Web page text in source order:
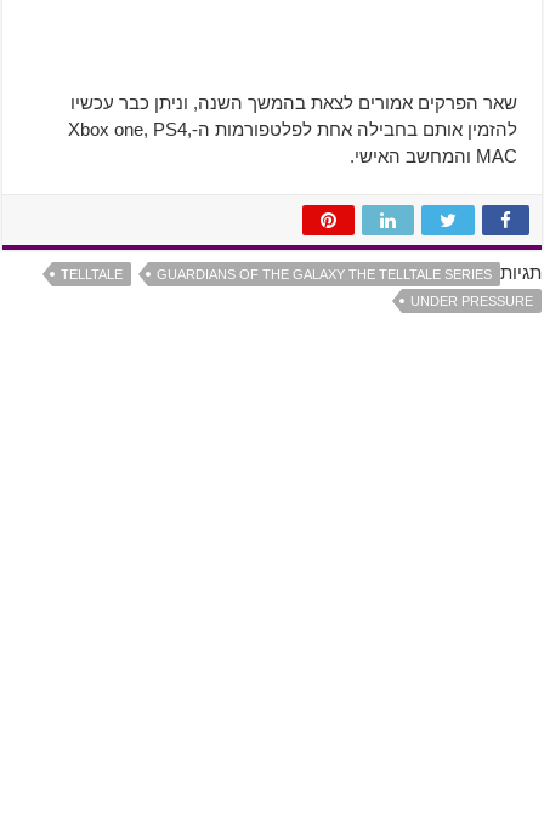
שאר הפרקים אמורים לצאת בהמשך השנה, וניתן כבר עכשיו
להזמין אותם בחבילה אחת לפלטפורמות ה-Xbox one, PS4,
MAC והמחשב האישי.
תגיות GUARDIANS OF THE GALAXY THE TELLTALE SERIES
TELLTALE
UNDER PRESSURE